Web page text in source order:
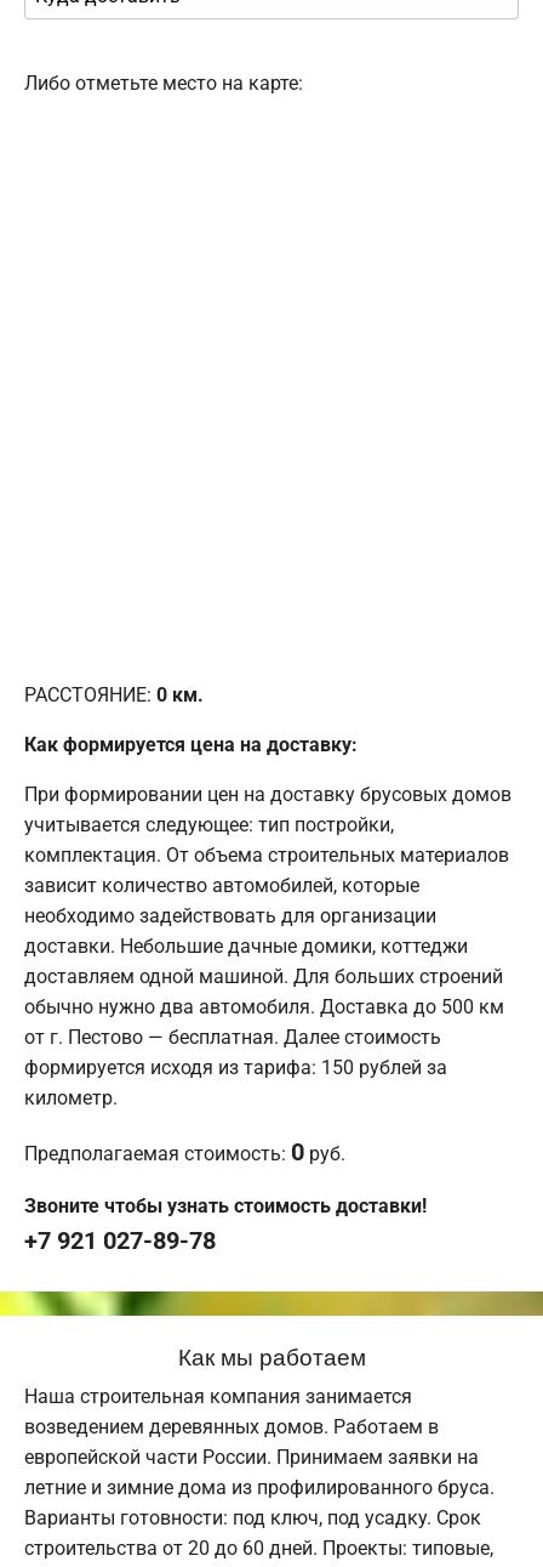
Либо отметьте место на карте:
РАССТОЯНИЕ: 0 км.
Как формируется цена на доставку:
При формировании цен на доставку брусовых домов
учитывается следующее: тип постройки,
комплектация. От объема строительных материалов
зависит количество автомобилей, которые
необходимо задействовать для организации
доставки. Небольшие дачные домики, коттеджи
доставляем одной машиной. Для больших строений
обычно нужно два автомобиля. Доставка до 500 км
от г. Пестово — бесплатная. Далее стоимость
формируется исходя из тарифа: 150 рублей за
километр.
Предполагаемая стоимость: 0 руб.
Звоните чтобы узнать стоимость доставки!
+7 921 027-89-78
Как мы работаем
Наша строительная компания занимается
возведением деревянных домов. Работаем в
европейской части России. Принимаем заявки на
летние и зимние дома из профилированного бруса.
Варианты готовности: под ключ, под усадку. Срок
строительства от 20 до 60 дней. Проекты: типовые,